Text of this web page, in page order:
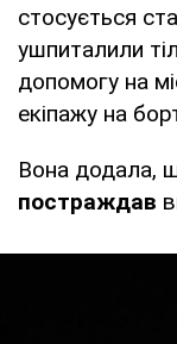
стосується
ушпиталили
допомогу на
екіпажу на
Вона додала,
постраждав